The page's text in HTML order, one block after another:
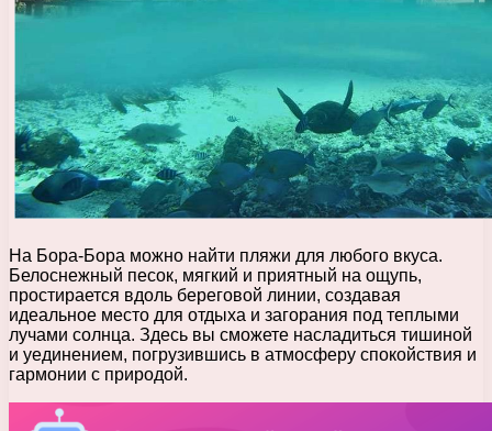
На Бора-Бора можно найти пляжи для любого вкуса.
Белоснежный песок, мягкий и приятный на ощупь,
простирается вдоль береговой линии, создавая
идеальное место для отдыха и загорания под теплыми
лучами солнца. Здесь вы сможете насладиться тишиной
и уединением, погрузившись в атмосферу спокойствия и
гармонии с природой.